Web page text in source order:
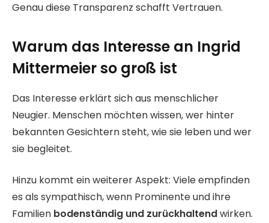
Genau diese Transparenz schafft Vertrauen.
Warum das Interesse an Ingrid
Mittermeier so groß ist
Das Interesse erklärt sich aus menschlicher
Neugier. Menschen möchten wissen, wer hinter
bekannten Gesichtern steht, wie sie leben und wer
sie begleitet.
Hinzu kommt ein weiterer Aspekt: Viele empfinden
es als sympathisch, wenn Prominente und ihre
Familien bodenständig und zurückhaltendwirken.